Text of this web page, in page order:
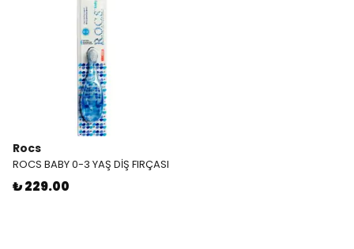
Rocs
ROCS BABY 0-3 YAŞ DİŞ FIRÇASI
₺ 229.00